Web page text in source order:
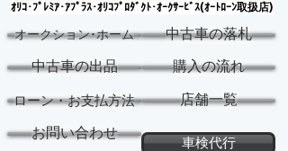
ｵﾘｺ･ﾌﾟﾚﾐｱ･ｱﾌﾟﾗｽ･ｵﾘｺﾌﾟﾛﾀﾞｸﾄ･ｵｰｸｻｰﾋﾞｽ(ｵｰﾄﾛｰﾝ取扱店)
オークション･ホーム 中古車の落札
中古車の出品 購入の流れ
ローン・お支払方法 店舗一覧
お問い合わせ
車検代行